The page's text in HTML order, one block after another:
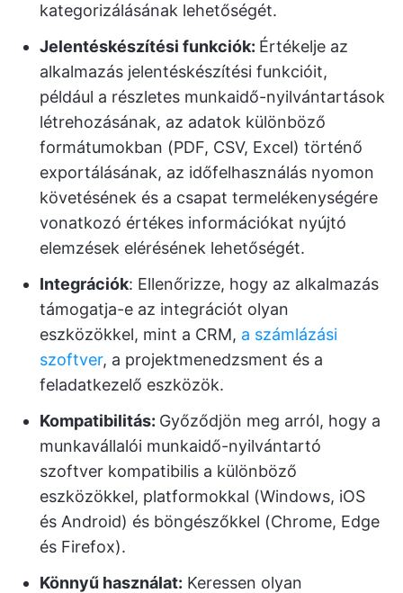
kategorizálásának lehetőségét.
Jelentéskészítési funkciók: Értékelje az
alkalmazás jelentéskészítési funkcióit,
például a részletes munkaidő-nyilvántartások
létrehozásának, az adatok különböző
formátumokban (PDF, CSV, Excel) történő
exportálásának, az időfelhasználás nyomon
követésének és a csapat termelékenységére
vonatkozó értékes információkat nyújtó
elemzések elérésének lehetőségét.
Integrációk: Ellenőrizze, hogy az alkalmazás
támogatja-e az integrációt olyan
eszközökkel, mint a CRM, a számlázási
szoftver, a projektmenedzsment és a
feladatkezelő eszközök.
Kompatibilitás: Győződjön meg arról, hogy a
munkavállalói munkaidő-nyilvántartó
szoftver kompatibilis a különböző
eszközökkel, platformokkal (Windows, iOS
és Android) és böngészőkkel (Chrome, Edge
és Firefox).
Könnyű használat: Keressen olyan